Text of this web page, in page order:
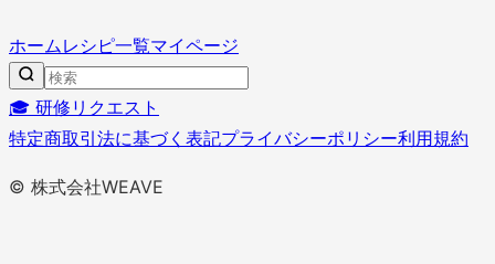
ホームレシピ一覧マイページ
🎓 研修リクエスト
特定商取引法に基づく表記プライバシーポリシー利用規約
© 株式会社WEAVE